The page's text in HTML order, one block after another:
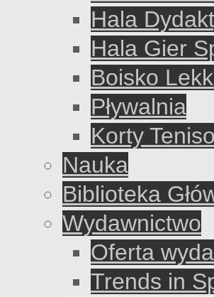
Hala
Hala Gier
Boisko
Pływalnia
Korty
Nauka
Biblioteka
Wydawnictwo
Oferta
Trends in